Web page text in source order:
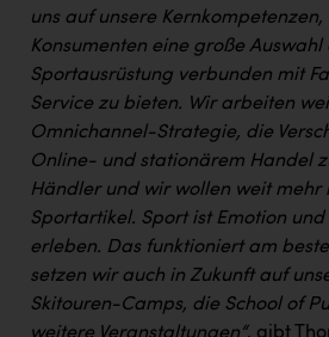
uns auf unsere
Konsumenten eine große
Sportausrüstung verbunden mit
Service zu bieten. Wir arbeiten
Omnichannel-Strategie, die
Online- und stationärem Handel
Händler und wir wollen weit mehr
Sportartikel. Sport ist Emotion
erleben. Das funktioniert am
setzen wir auch in Zukunft auf
Skitouren-Camps, die School of
weitere Veranstaltungen“, gibt